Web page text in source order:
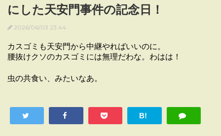
にした天安門事件の記念日！
2026/06/03 23:44
カスゴミも天安門から中継やればいいのに。
腰抜けクソのカスゴミには無理だわな。わはは！
虫の共食い、みたいなあ。
B!